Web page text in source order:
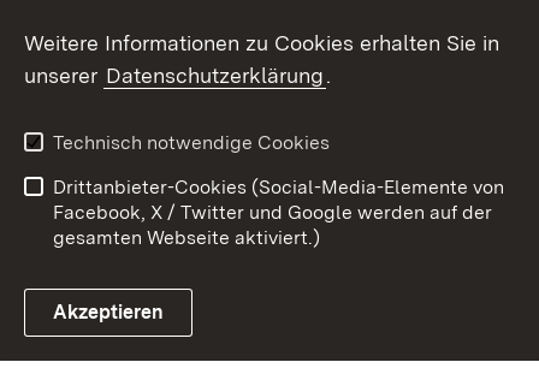
Link zum Landesportal
Kontakt
Datenschutz
Barrierefreiheit
Impressum Cookies
Weitere Informationen zu Cookies erhalten Sie in
unserer Datenschutzerklärung.
Technisch notwendige Cookies
Drittanbieter-Cookies (Social-Media-Elemente von
Facebook, X / Twitter und Google werden auf der
gesamten Webseite aktiviert.)
Akzeptieren